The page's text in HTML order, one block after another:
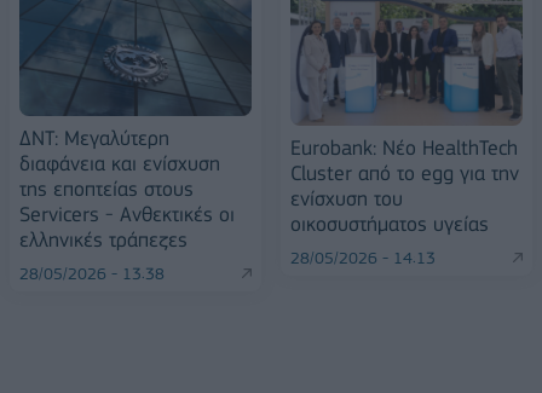
ΔΝΤ: Μεγαλύτερη
διαφάνεια και ενίσχυση
της εποπτείας στους
Servicers - Ανθεκτικές οι
ελληνικές τράπεζες
28/05/2026 - 13:38
Eurobank: Νέο HealthTech
Cluster από το egg για την
ενίσχυση του
οικοσυστήματος υγείας
28/05/2026 - 14:13